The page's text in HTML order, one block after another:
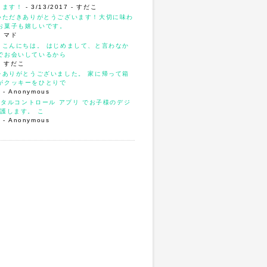
す！ - 3/13/2017
- すだこ
だきありがとうございます！大切に味わ
菓子も嬉しいです。
ド
んにちは。 はじめまして、と言わなか
お会いしているから
だこ
りがとうございました。 家に帰って箱
クッキーをひとりで
- Anonymous
ルコントロール アプリ でお子様のデジ
します。 こ
- Anonymous